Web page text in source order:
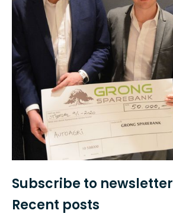
Subscribe to newsletter
Recent posts